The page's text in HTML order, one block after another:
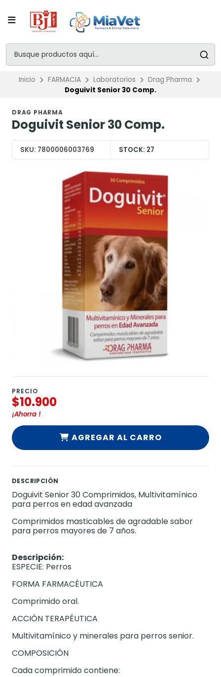
Inicio FARMACIA Laboratorios
Drag Pharma
Doguivit Senior 30 Comp.
DRAG PHARMA
Doguivit Senior 30 Comp.
SKU: 7800006003769 STOCK: 27
PRECIO
$10.900
¡Ahorra !
AGREGAR AL CARRO
DESCRIPCIÓN
Doguivit Senior 30 Comprimidos, Multivitamínico
para perros en edad avanzada
Comprimidos masticables de agradable sabor
para perros mayores de 7 años.
Descripción:
ESPECIE: Perros
FORMA FARMACÉUTICA
Comprimido oral.
ACCIÓN TERAPÉUTICA
Multivitamínico y minerales para perros senior.
COMPOSICIÓN
Cada comprimido contiene: